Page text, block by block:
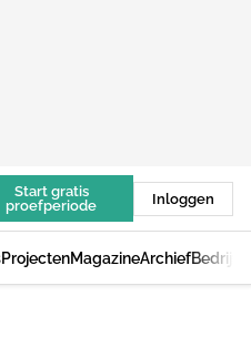
Start gratis
proefperiode
Inloggen
ProjectenMagazineArchief